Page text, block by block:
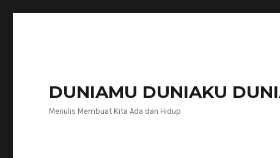
DUNIAMU DUNIAKU
Menulis Membuat Kita Ada dan Hidup